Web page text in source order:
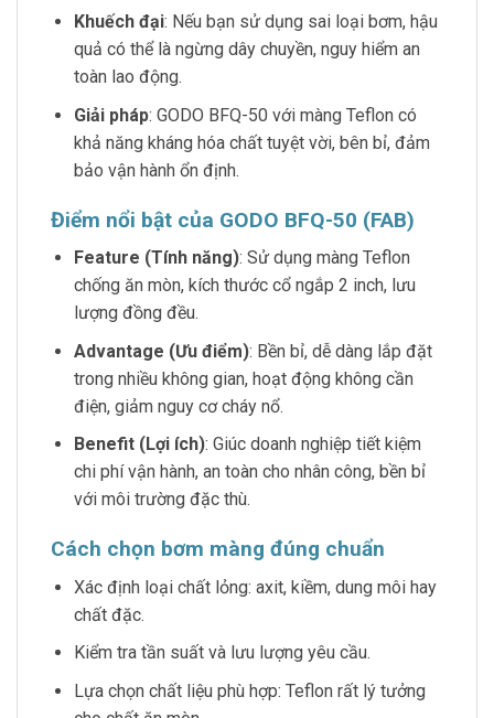
Khuếch đại: Nếu bạn sử dụng sai loại bơm, hậu
quả có thể là ngừng dây chuyền, nguy hiểm an
toàn lao động.
Giải pháp: GODO BFQ-50 với màng Teflon có
khả năng kháng hóa chất tuyệt vời, bên bỉ, đảm
bảo vận hành ổn định.
Điểm nổi bật của GODO BFQ-50 (FAB)
Feature (Tính năng): Sử dụng màng Teflon
chống ăn mòn, kích thước cổ ngắp 2 inch, lưu
lượng đồng đều.
Advantage (Ưu điểm): Bền bỉ, dễ dàng lắp đặt
trong nhiều không gian, hoạt động không cần
điện, giảm nguy cơ cháy nổ.
Benefit (Lợi ích): Giúc doanh nghiệp tiết kiệm
chi phí vận hành, an toàn cho nhân công, bền bỉ
với môi trường đặc thù.
Cách chọn bơm màng đúng chuẩn
Xác định loại chất lỏng: axit, kiềm, dung môi hay
chất đặc.
Kiểm tra tần suất và lưu lượng yêu cầu.
Lựa chọn chất liệu phù hợp: Teflon rất lý tưởng